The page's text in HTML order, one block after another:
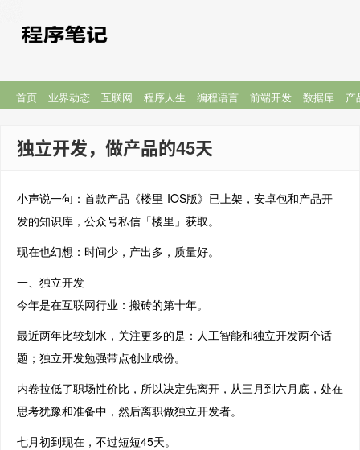
首页 业界动态 互联网 程序人生 编程语言 前端开发 数据库 产
独立开发，做产品的45天
小声说一句：首款产品《楼里-IOS版》已上架，安卓包和产品开
发的知识库，公众号私信「楼里」获取。
现在也幻想：时间少，产出多，质量好。
一、独立开发
今年是在互联网行业：搬砖的第十年。
最近两年比较划水，关注更多的是：人工智能和独立开发两个话
题；独立开发勉强带点创业成份。
内卷拉低了职场性价比，所以决定先离开，从三月到六月底，处在
思考犹豫和准备中，然后离职做独立开发者。
七月初到现在，不过短短45天。